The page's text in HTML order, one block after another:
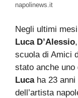
napolinews.it
Negli ultimi
Luca D’Alessio
scuola di Amici
stato anche uno
Lucaha 23 anni
dell’artista